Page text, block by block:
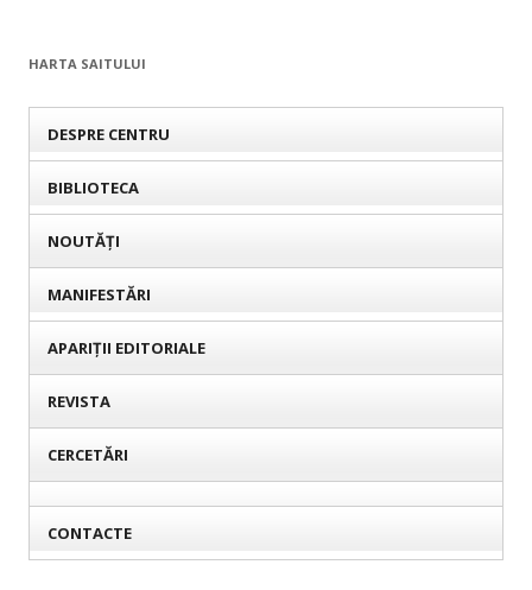
HARTA SAITULUI
DESPRE CENTRU
BIBLIOTECA
NOUTĂȚI
MANIFESTĂRI
APARIȚII EDITORIALE
REVISTA
CERCETĂRI
CONTACTE